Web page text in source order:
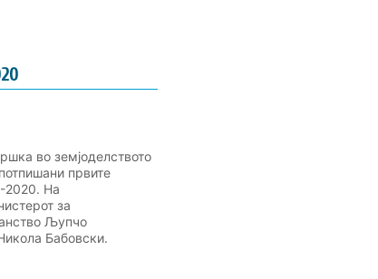
во земјоделството
првите
2020. На
за
Љупчо
Бабовски.